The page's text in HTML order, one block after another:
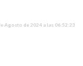
Agosto de 2024 a las 06:52:23